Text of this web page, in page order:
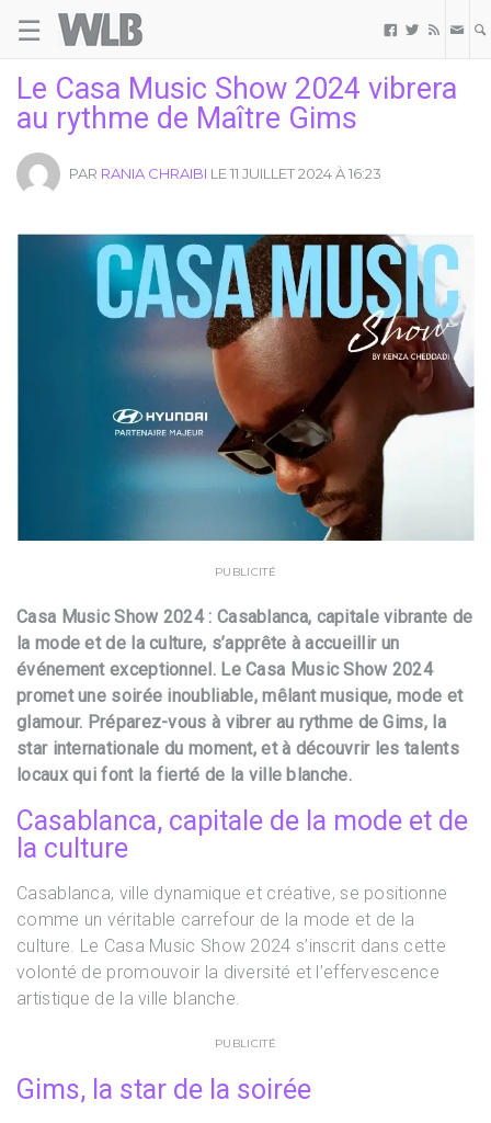
☰   
Le Casa Music Show 2024 vibrera
au rythme de Maître Gims
PAR RANIA CHRAIBI LE 11 JUILLET 2024 À 16:23
PUBLICITÉ
Casa Music Show 2024 : Casablanca, capitale vibrante de
la mode et de la culture, s’apprête à accueillir un
événement exceptionnel. Le Casa Music Show 2024
promet une soirée inoubliable, mêlant musique, mode et
glamour. Préparez-vous à vibrer au rythme de Gims, la
star internationale du moment, et à découvrir les talents
locaux qui font la fierté de la ville blanche.
Casablanca, capitale de la mode et de
la culture
Casablanca, ville dynamique et créative, se positionne
comme un véritable carrefour de la mode et de la
culture. Le Casa Music Show 2024 s’inscrit dans cette
volonté de promouvoir la diversité et l’effervescence
artistique de la ville blanche.
PUBLICITÉ
Gims, la star de la soirée